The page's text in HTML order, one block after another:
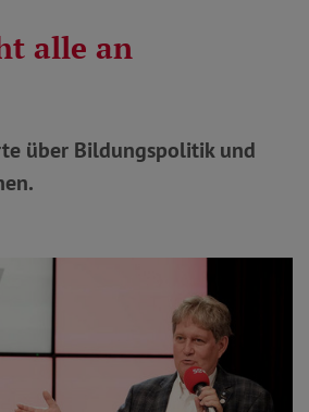
alle an
über Bildungspolitik und